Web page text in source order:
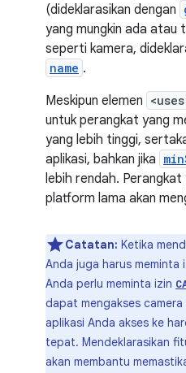
(dideklarasikan dengan
yang mungkin ada atau
seperti kamera,
name .
Meskipun elemen
untuk perangkat yang
yang lebih tinggi,
aplikasi, bahkan jika
lebih rendah. Perangkat
platform lama akan
Catatan: Ketika
Anda juga harus meminta
Anda perlu meminta izin
dapat mengakses camera
aplikasi Anda akses ke
tepat. Mendeklarasikan
akan membantu